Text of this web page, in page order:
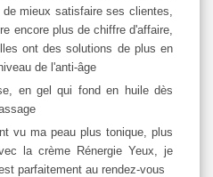
mieux satisfaire ses clientes,
encore plus de chiffre d'affaire,
ont des solutions de plus en
de l'anti-âge
en gel qui fond en huile dès
vu ma peau plus tonique, plus
la crème Rénergie Yeux, je
parfaitement au rendez-vous